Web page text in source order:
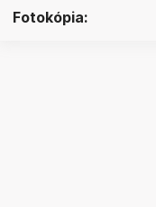
Fotokópia: